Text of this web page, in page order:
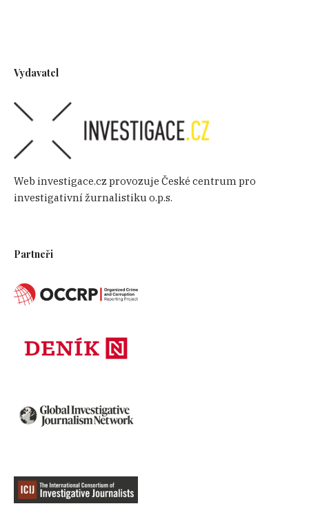
Vydavatel
Web investigace.cz provozuje České centrum pro
investigativní žurnalistiku o.p.s.
Partneři